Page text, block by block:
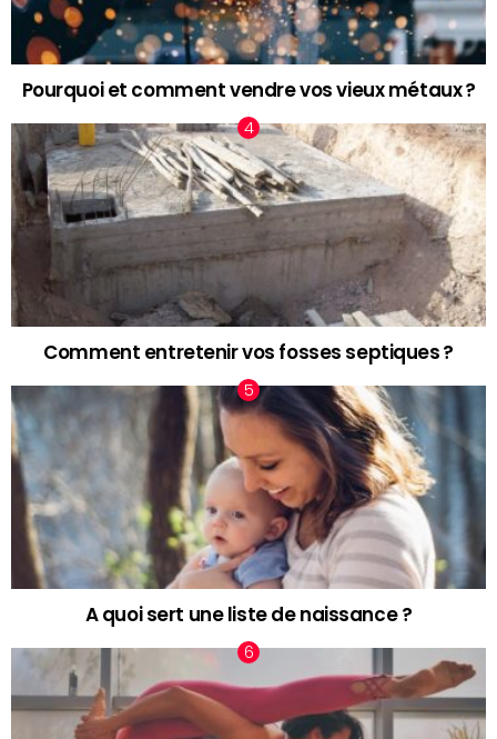
Pourquoi et comment vendre vos vieux métaux ?
Comment entretenir vos fosses septiques ?
A quoi sert une liste de naissance ?